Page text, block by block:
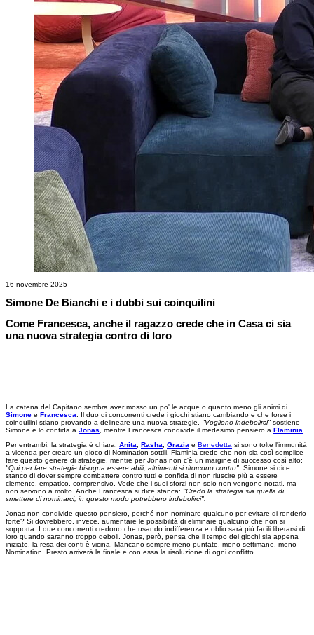
16 novembre 2025
Simone De Bianchi e i dubbi sui coinquilini
Come Francesca, anche il ragazzo crede che in Casa ci sia
una nuova strategia contro di loro
La catena del Capitano sembra aver mosso un po' le acque o quanto meno gli animi di
Simone e Francesca. Il duo di concorrenti crede i giochi stiano cambiando e che forse i
coinquilini stiano provando a delineare una nuova strategie. "Vogliono indebolirci" sostiene
Simone e lo confida a Jonas, mentre Francesca condivide il medesimo pensiero a Flaminia.
Per entrambi, la strategia è chiara: Anita, Rasha, Grazia e Benedetta si sono tolte l'immunità
a vicenda per creare un gioco di Nomination sottili. Flaminia crede che non sia così semplice
fare questo genere di strategie, mentre per Jonas non c'è un margine di successo così alto:
"Qui per fare strategie bisogna essere abili, altrimenti si ritorcono contro". Simone si dice
stanco di dover sempre combattere contro tutti e confida di non riuscire più a essere
clemente, empatico, comprensivo. Vede che i suoi sforzi non solo non vengono notati, ma
non servono a molto. Anche Francesca si dice stanca: "Credo la strategia sia quella di
smettere di nominarci, in questo modo potrebbero indebolirci".
Jonas non condivide questo pensiero, perché non nominare qualcuno per evitare di renderlo
forte? Si dovrebbero, invece, aumentare le possibilità di eliminare qualcuno che non si
sopporta. I due concorrenti credono che usando indifferenza e oblio sarà più facili liberarsi di
loro quando saranno troppo deboli. Jonas, però, pensa che il tempo dei giochi sia appena
iniziato, la resa dei conti è vicina. Mancano sempre meno puntate, meno settimane, meno
Nomination. Presto arriverà la finale e con essa la risoluzione di ogni conflitto.